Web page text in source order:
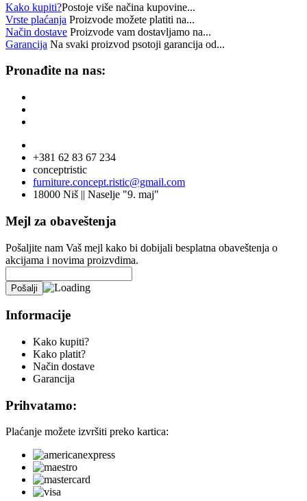
Kako kupiti?Postoje više načina kupovine...
Vrste plaćanja Proizvode možete platiti na...
Način dostave Proizvode vam dostavljamo na...
Garancija Na svaki proizvod psotoji garancija od...
Pronađite na nas:
+381 62 83 67 234
conceptristic
furniture.concept.ristic@gmail.com
18000 Niš || Naselje "9. maj"
Mejl za obaveštenja
Pošaljite nam Vaš mejl kako bi dobijali besplatna obaveštenja o
akcijama i novima proizvdima.
Informacije
Kako kupiti?
Kako platit?
Način dostave
Garancija
Prihvatamo:
Plaćanje možete izvršiti preko kartica: